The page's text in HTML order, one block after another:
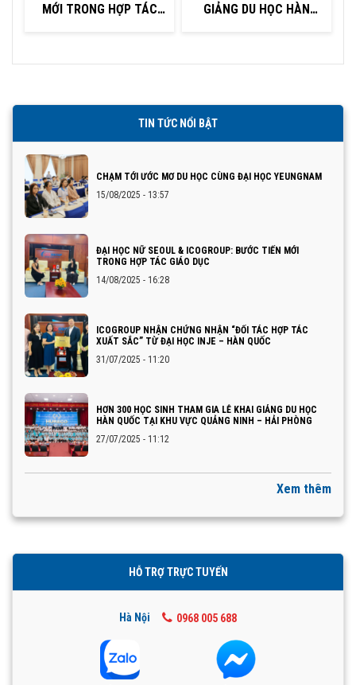
MỚI TRONG HỢP TÁC
GIẢNG DU HỌC HÀN
TIN TỨC NỔI BẬT
CHẠM TỚI ƯỚC MƠ DU HỌC CÙNG ĐẠI HỌC YEUNGNAM
15/08/2025 - 13:57
ĐẠI HỌC NỮ SEOUL & ICOGROUP: BƯỚC TIẾN MỚI
TRONG HỢP TÁC GIÁO DỤC
14/08/2025 - 16:28
ICOGROUP NHẬN CHỨNG NHẬN “ĐỐI TÁC HỢP TÁC
XUẤT SẮC” TỪ ĐẠI HỌC INJE – HÀN QUỐC
31/07/2025 - 11:20
HƠN 300 HỌC SINH THAM GIA LỄ KHAI GIẢNG DU HỌC
HÀN QUỐC TẠI KHU VỰC QUẢNG NINH – HẢI PHÒNG
27/07/2025 - 11:12
Xem thêm
HỖ TRỢ TRỰC TUYẾN
Hà Nội 0968 005 688